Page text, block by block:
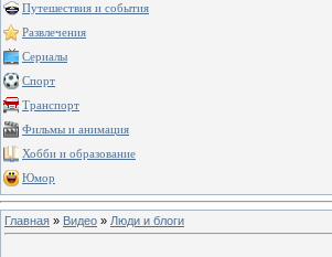
Путешествия и события
Развлечения
Сериалы
Спорт
Транспорт
Фильмы и анимация
Хобби и образование
Юмор
Главная » Видео » Люди и блоги